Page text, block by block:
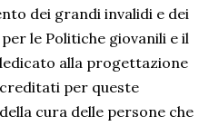
dei grandi invalidi e dei
le Politiche giovanili e il
alla progettazione
per queste
cura delle persone che